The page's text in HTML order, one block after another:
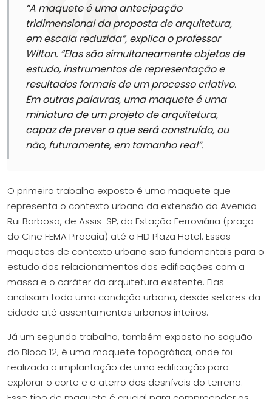
“A maquete é uma antecipação
tridimensional da proposta de arquitetura,
em escala reduzida”, explica o professor
Wilton. “Elas são simultaneamente objetos de
estudo, instrumentos de representação e
resultados formais de um processo criativo.
Em outras palavras, uma maquete é uma
miniatura de um projeto de arquitetura,
capaz de prever o que será construído, ou
não, futuramente, em tamanho real”.
O primeiro trabalho exposto é uma maquete que
representa o contexto urbano da extensão da Avenida
Rui Barbosa, de Assis-SP, da Estação Ferroviária (praça
do Cine FEMA Piracaia) até o HD Plaza Hotel. Essas
maquetes de contexto urbano são fundamentais para o
estudo dos relacionamentos das edificações com a
massa e o caráter da arquitetura existente. Elas
analisam toda uma condição urbana, desde setores da
cidade até assentamentos urbanos inteiros.
Já um segundo trabalho, também exposto no saguão
do Bloco 12, é uma maquete topográfica, onde foi
realizada a implantação de uma edificação para
explorar o corte e o aterro dos desníveis do terreno.